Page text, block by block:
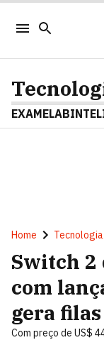
EXAMELAB
Home Tecnologia
Switch 2
com
gera
Com preço de US$